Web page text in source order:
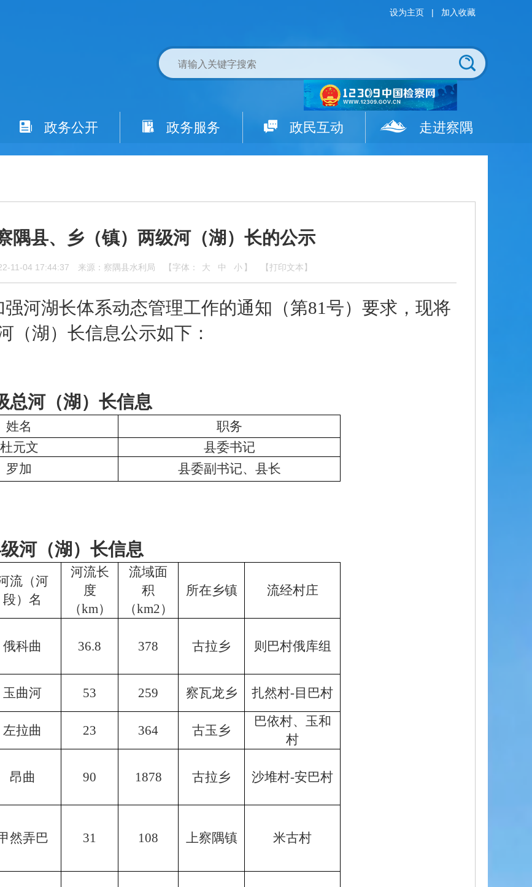
设为主页 | 加入收藏
政务公开 政务服务 政民互动 走进察隅
隅县、乡（镇）两级河（湖）长的公示
11-04 17:44:37 来源：察隅县水利局 【字体： 大 中 小 】 【打印文本】
河湖长体系动态管理工作的通知（第81号）要求，现将
（湖）长信息公示如下：
总河（湖）长信息
姓名
职务
杜元文
县委书记
罗加
县委副书记、县长
河（湖）长信息
流（河
段）名
河流长
度
（km）
流域面
积
（km2）
所在乡镇 流经村庄
俄科曲 36.8 378 古拉乡 则巴村俄库组
玉曲河 53 259 察瓦龙乡 扎然村-目巴村
左拉曲 23 364 古玉乡
巴依村、玉和
村
昂曲 90 1878 古拉乡 沙堆村-安巴村
然弄巴 31 108 上察隅镇 米古村